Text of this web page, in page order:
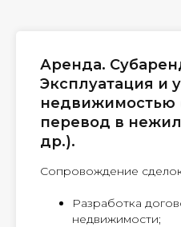
Аренда.
Эксплуатация и
недвижимостью
перевод в
др.).
Сопровождение
Разработка
недвижимости;